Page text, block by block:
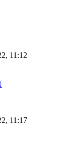
11:12
11:17